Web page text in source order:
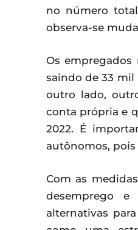
no número
observa-se
Os empregados
saindo de 33 mil
outro lado,
conta própria e
2022. É
autônomos, pois
Com as
desemprego e
alternativas